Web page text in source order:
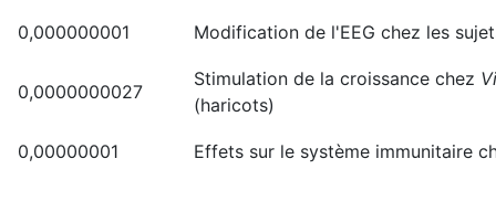
0,000000001 Modification de l'EEG chez les
0,0000000027
Stimulation de la croissance chez
(haricots)
0,00000001 Effets sur le système immunitaire